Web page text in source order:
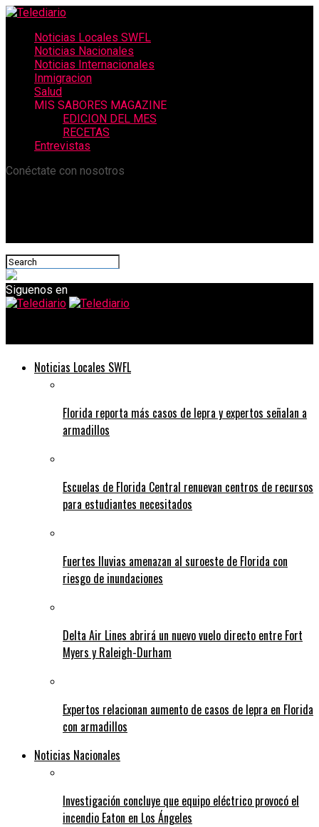
Noticias Locales SWFL
Noticias Nacionales
Noticias Internacionales
Inmigracion
Salud
MIS SABORES MAGAZINE
EDICION DEL MES
RECETAS
Entrevistas
Conéctate con nosotros
Siguenos en
Noticias Locales SWFL
Florida reporta más casos de lepra y expertos señalan a
armadillos
Escuelas de Florida Central renuevan centros de recursos
para estudiantes necesitados
Fuertes lluvias amenazan al suroeste de Florida con
riesgo de inundaciones
Delta Air Lines abrirá un nuevo vuelo directo entre Fort
Myers y Raleigh-Durham
Expertos relacionan aumento de casos de lepra en Florida
con armadillos
Noticias Nacionales
Investigación concluye que equipo eléctrico provocó el
incendio Eaton en Los Ángeles